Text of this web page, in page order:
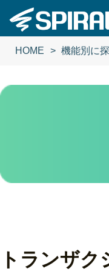
HOME 機能別に
トランザ